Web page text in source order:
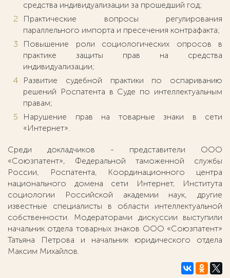
средства индивидуализации за прошедший год;
Практические вопросы регулирования
параллельного импорта и пресечения контрафакта;
Повышение роли социологических опросов в
практике защиты прав на средства
индивидуализации;
Развитие судебной практики по оспариванию
решений Роспатента в Суде по интеллектуальным
правам;
Нарушение прав на товарные знаки в сети
«Интернет».
Среди докладчиков - представители ООО
«Союзпатент», Федеральной таможенной службы
России, Роспатента, Координационного центра
национального домена сети Интернет, Института
социологии Российской академии наук, другие
известные специалисты в области интеллектуальной
собственности. Модераторами дискуссии выступили
начальник отдела товарных знаков ООО «Союзпатент»
Татьяна Петрова и начальник юридического отдела
Максим Михайлов.